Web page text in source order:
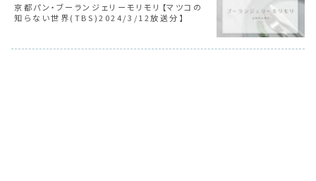
京都パン・ブーランジェリーモリモリ【マツコの
知らない世界(TBS)2024/3/12放送分】